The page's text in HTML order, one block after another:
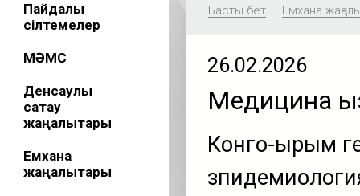
Пайдалы
сілтемелер
МӘМС
Денсаулық
сақтау
жаңалықтары
Емхана
жаңалықтары
Басты бет Емхана
26.02.2026
Медицина
Конго-Қырым